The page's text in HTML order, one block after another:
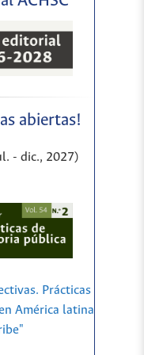
abiertas!
- dic., 2027)
Prácticas
América latina